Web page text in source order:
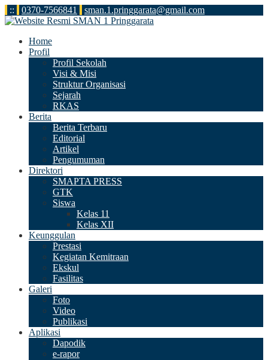
:: 0370-7566841 sman.1.pringgarata@gmail.com
Home
Profil
Profil Sekolah
Visi & Misi
Struktur Organisasi
Sejarah
RKAS
Berita
Berita Terbaru
Editorial
Artikel
Pengumuman
Direktori
SMAPTA PRESS
GTK
Siswa
Kelas 11
Kelas XII
Keunggulan
Prestasi
Kegiatan Kemitraan
Ekskul
Fasilitas
Galeri
Foto
Video
Publikasi
Aplikasi
Dapodik
e-rapor